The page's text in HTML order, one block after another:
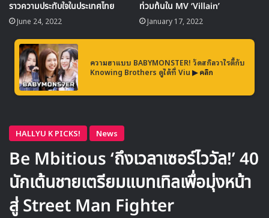
จากอัลบัมก่อนหน้านี้ DRIPPIN ได้เปลี่ยนภาพลักษณ์ไปโดยสิ้น
เชิงจากผลงานก่อนๆ ด้วยการ
นำเสนอเรื่องราวในคอนเซปต์แบบ
‘ดาร์คฮีโร่’ผ่านวิชวลที่โดดเด่นและเพอร์ฟอร์แมนซ์ที่แข็งแรง
ดุดันยิ่งขึ้น และจากโปสเตอร์ที่ถูกปล่อยออกมาในวันนี้ ก็เหมือน
กับว่าจะมีเรื่องราวของวิทยาศาสตร์เข้ามาเกี่ยวข้องในเรื่องราว
ของซิงเกิลอัลบัมVillian : ZERO
เป็นการเปิดประตู่สู่การทำกิจกรรมในระดับโกลบอลมากยิ่งขึ้น
คอยติตตามกันได้ว่าพวกเขาจะนำเสนอเรื่องราว และคอนเซปต์
แบบไหน ออกมาในการคัมแบคครั้งนี้
ซิงเกิลอัลบัม
จะปล่อยออกมาในวันที่ 15
มิถุนายน ปักหมุดและคอยอัปเดตทีเซอร์ รูปคแนเซปต์ต่างๆ ของ
ราวความประทับใจในประเทศไทย
June 24, 2022
ท่วมท้นใน MV ‘Villain’
January 17, 2022
ความฮาแบบ BABYMONSTER! วัดสกิลวาไรตี้กับ
Knowing Brothers ดูได้ที่ Viu ▶ คลิก